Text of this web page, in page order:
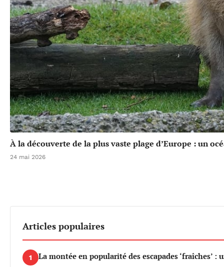
À la découverte de la plus vaste plage d’Europe : un
24 mai 2026
Articles populaires
1 La montée en popularité des escapades ‘fraîches’